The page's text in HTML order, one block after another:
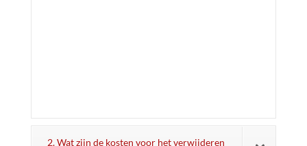
2. Wat zijn de kosten voor het verwijderen